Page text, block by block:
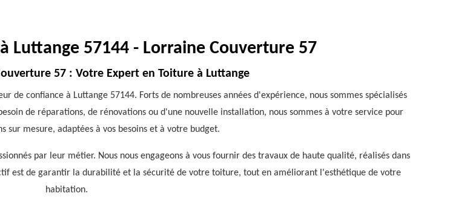
Luttange 57144 - Lorraine Couverture 57
57 : Votre Expert en Toiture à Luttange
de confiance à Luttange 57144. Forts de nombreuses années d'expérience, nous sommes spécialisés
de réparations, de rénovations ou d'une nouvelle installation, nous sommes à votre service pour
sur mesure, adaptées à vos besoins et à votre budget.
par leur métier. Nous nous engageons à vous fournir des travaux de haute qualité, réalisés dans
est de garantir la durabilité et la sécurité de votre toiture, tout en améliorant l'esthétique de votre
habitation.